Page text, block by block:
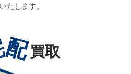
たします。
配買取